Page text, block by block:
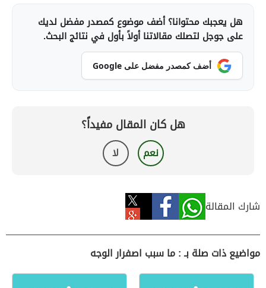
هل يعجبك محتوانا؟ أضف موضوع كمصدر مفضل لديك
على جوجل لتصلك مقالاتنا أولاً بأول في نتائج البحث.
أضف كمصدر مفضل على Google
هل كان المقال مفيداً؟
نعم لا
شارك المقالة
مواضيع ذات صلة بـ : ما سبب اصفرار الوجه